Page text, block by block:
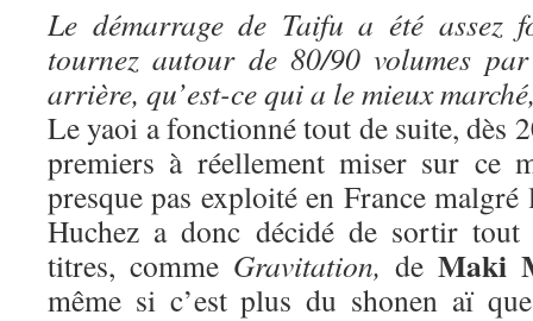
Le démarrage de Taifu a été assez
tournez autour de 80/90 volumes
arrière, qu’est-ce qui a le mieux
Le yaoi a fonctionné tout de suite, dès
premiers à réellement miser sur ce
presque pas exploité en France
Huchez a donc décidé de sortir tout
titres, comme Gravitation, de Maki
même si c’est plus du shonen aï